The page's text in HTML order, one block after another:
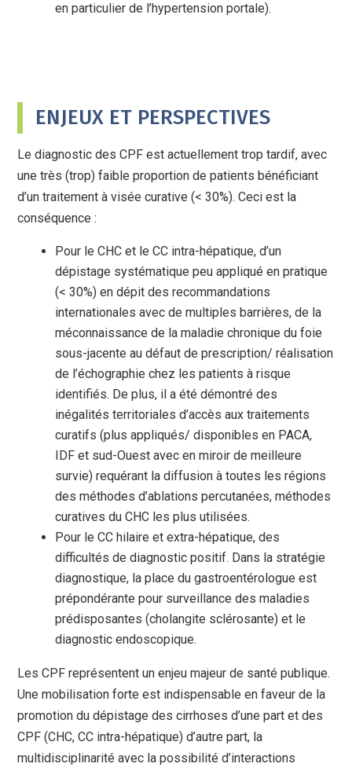
en particulier de l’hypertension portale).
ENJEUX ET PERSPECTIVES
Le diagnostic des CPF est actuellement trop tardif, avec
une très (trop) faible proportion de patients bénéficiant
d’un traitement à visée curative (< 30%). Ceci est la
conséquence :
Pour le CHC et le CC intra-hépatique, d’un
dépistage systématique peu appliqué en pratique
(< 30%) en dépit des recommandations
internationales avec de multiples barrières, de la
méconnaissance de la maladie chronique du foie
sous-jacente au défaut de prescription/ réalisation
de l’échographie chez les patients à risque
identifiés. De plus, il a été démontré des
inégalités territoriales d’accès aux traitements
curatifs (plus appliqués/ disponibles en PACA,
IDF et sud-Ouest avec en miroir de meilleure
survie) requérant la diffusion à toutes les régions
des méthodes d’ablations percutanées, méthodes
curatives du CHC les plus utilisées.
Pour le CC hilaire et extra-hépatique, des
difficultés de diagnostic positif. Dans la stratégie
diagnostique, la place du gastroentérologue est
prépondérante pour surveillance des maladies
prédisposantes (cholangite sclérosante) et le
diagnostic endoscopique.
Les CPF représentent un enjeu majeur de santé publique.
Une mobilisation forte est indispensable en faveur de la
promotion du dépistage des cirrhoses d’une part et des
CPF (CHC, CC intra-hépatique) d’autre part, la
multidisciplinarité avec la possibilité d’interactions